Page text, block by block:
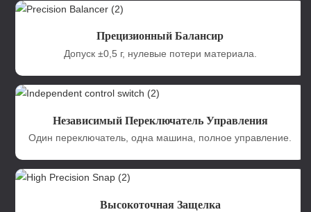
Прецизионный Балансир
Допуск ±0,5 г, нулевые потери материала.
Независимый Переключатель Управления
Один переключатель, одна машина, полное управление.
Высокоточная Защелка